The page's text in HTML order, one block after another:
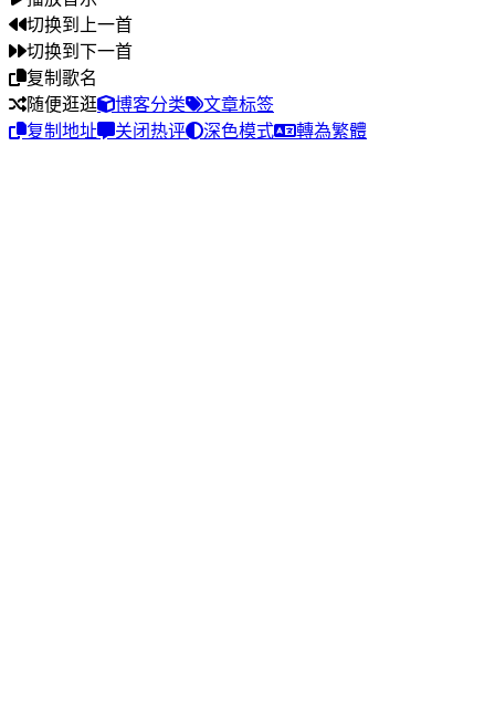
切换到上一首
切换到下一首
复制歌名
随便逛逛
博客分类
文章标签
复制地址
关闭热评 深色模式 轉為繁體